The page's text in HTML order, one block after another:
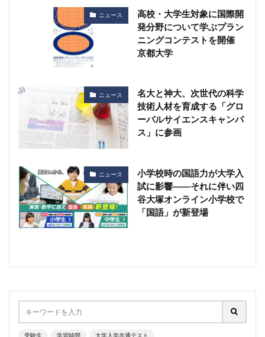
ニュース
高校・大学生対象に国際開
発分野について学ぶプラン
ニングコンテストを開催
京都大学
ニュース
名大と神大、次世代の科学
技術人材を育成する「グロ
ーバルサイエンスキャンパ
ス」に参画
ニュース
小学校時の国語力が大学入
試に影響――それに伴い四
谷大塚オンライン小学校で
「国語」が新登場
受験生 学習時間 大学入学共通テスト